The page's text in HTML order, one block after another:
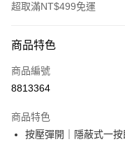
超取滿NT$499免運
信用卡一次付款
超商取貨付款
Apple Pay
商品特色
商品編號
8813364
商品特色
按壓彈開｜隱蔽式一